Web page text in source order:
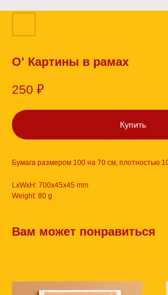
О' Картины в рамах
250 ₽
Купить
Бумага размером 100 на 70 см, плотностью
LxWxH: 700x45x45 mm
Weight: 80 g
Вам может понравиться